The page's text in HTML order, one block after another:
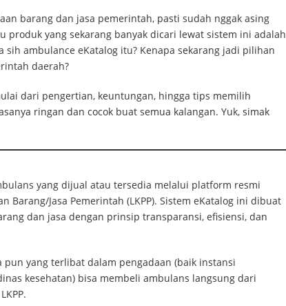
barang dan jasa pemerintah, pasti sudah nggak asing
produk yang sekarang banyak dicari lewat sistem ini adalah
sih ambulance eKatalog itu? Kenapa sekarang jadi pilihan
daerah?
dari pengertian, keuntungan, hingga tips memilih
ringan dan cocok buat semua kalangan. Yuk, simak
yang dijual atau tersedia melalui platform resmi
Barang/Jasa Pemerintah (LKPP). Sistem eKatalog ini dibuat
dan jasa dengan prinsip transparansi, efisiensi, dan
pun yang terlibat dalam pengadaan (baik instansi
kesehatan) bisa membeli ambulans langsung dari